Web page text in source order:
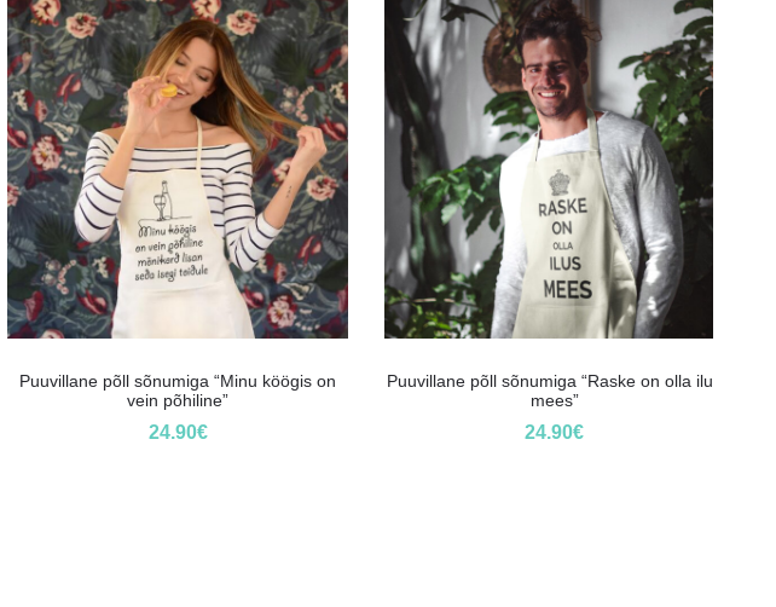
Puuvillane põll sõnumiga “Minu köögis on
vein põhiline”
24.90€
Puuvillane põll sõnumiga “Raske on olla ilus
mees”
24.90€